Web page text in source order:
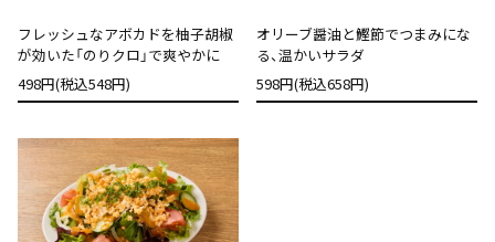
フレッシュなアボカドを柚子胡椒
が効いた「のりクロ」で爽やかに
498円(税込548円)
オリーブ醤油と鰹節でつまみにな
る、温かいサラダ
598円(税込658円)